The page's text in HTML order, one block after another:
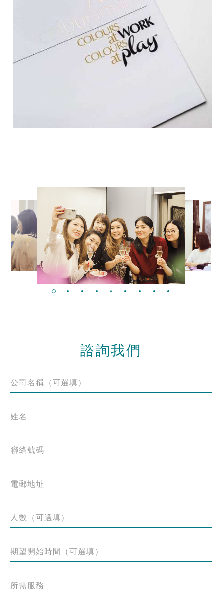
諮詢我們
公司名稱（可選填）
姓名
聯絡號碼
電郵地址
人數（可選填）
期望開始時間（可選填）
所需服務